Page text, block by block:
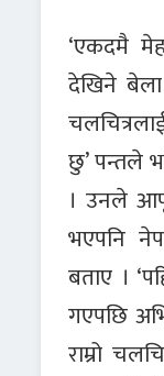
‘एकदमै
देखिने
छु’ पन्तले
। उनले
भएपनि
बताए ।
गएपछि
राम्रो